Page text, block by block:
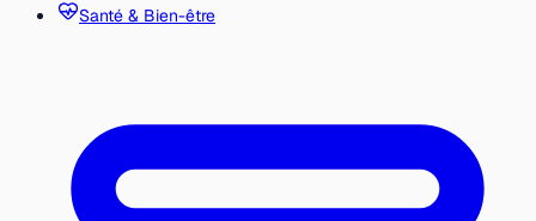
Santé & Bien-être